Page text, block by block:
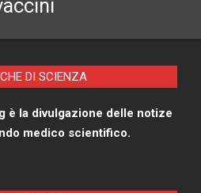
DI SCIENZA
è la divulgazione delle notize
medico scientifico.